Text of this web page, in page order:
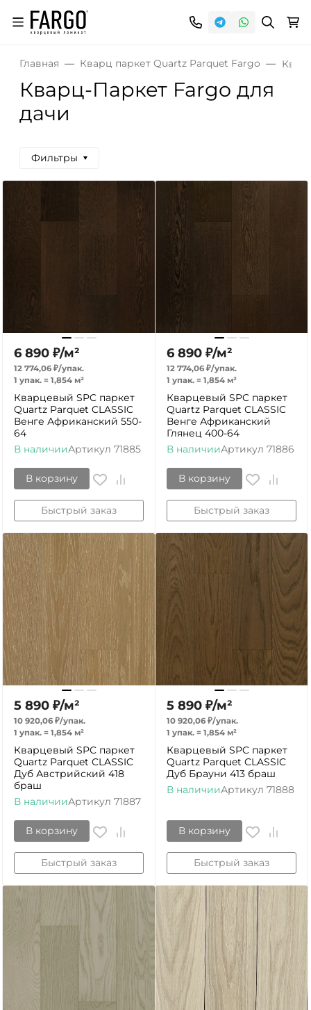
Главная Кварц паркет Quartz Parquet Fargo
Кварц-Паркет Fargo для
дачи
Фильтры
6 890 ₽/м²
12 774,06 ₽/упак.
1 упак. = 1,854 м²
Кварцевый SPC паркет
Quartz Parquet CLASSIC
Венге Африканский 550-
64
В наличииАртикул 71885
В корзину
Быстрый заказ
6 890 ₽/м²
12 774,06 ₽/упак.
1 упак. = 1,854 м²
Кварцевый SPC паркет
Quartz Parquet CLASSIC
Венге Африканский
Глянец 400-64
В наличииАртикул 71886
В корзину
Быстрый заказ
5 890 ₽/м²
10 920,06 ₽/упак.
1 упак. = 1,854 м²
Кварцевый SPC паркет
Quartz Parquet CLASSIC
Дуб Австрийский 418
браш
В наличииАртикул 71887
В корзину
Быстрый заказ
5 890 ₽/м²
10 920,06 ₽/упак.
1 упак. = 1,854 м²
Кварцевый SPC паркет
Quartz Parquet CLASSIC
Дуб Брауни 413 браш
В наличииАртикул 71888
В корзину
Быстрый заказ